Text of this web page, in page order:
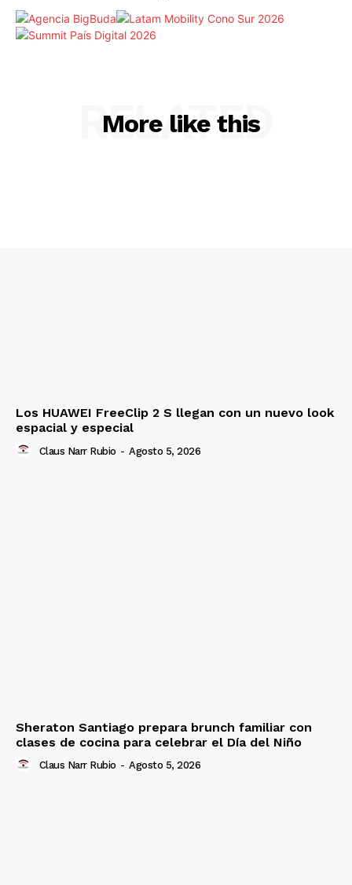
More like this
RELATED
Los HUAWEI FreeClip 2 S llegan con un nuevo look
espacial y especial
Claus Narr Rubio - Agosto 5, 2026
Sheraton Santiago prepara brunch familiar con
clases de cocina para celebrar el Día del Niño
Claus Narr Rubio - Agosto 5, 2026